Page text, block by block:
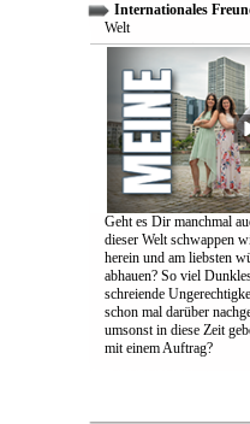
Internationales
Welt
Geht es Dir manchmal
dieser Welt schwappen
herein und am liebsten
abhauen? So viel
schreiende
schon mal darüber
umsonst in diese Zeit
mit einem Auftrag?